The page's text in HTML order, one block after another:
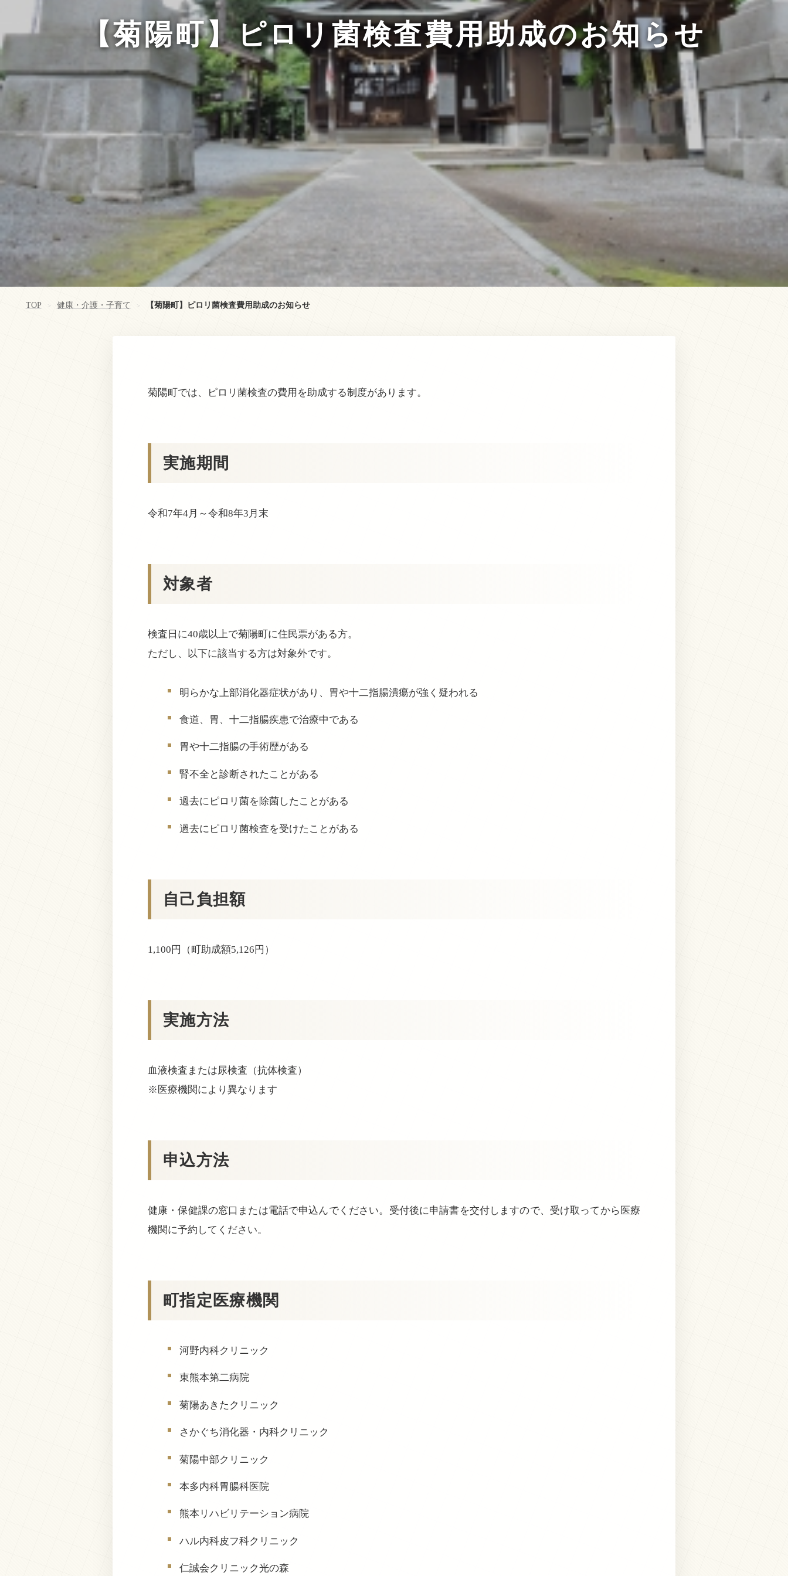
【菊陽町】ピロリ菌検査費用助成のお知らせ
TOP > 健康・介護・子育て > 【菊陽町】ピロリ菌検査費用助成のお知らせ
菊陽町では、ピロリ菌検査の費用を助成する制度があります。
実施期間
令和7年4月～令和8年3月末
対象者
検査日に40歳以上で菊陽町に住民票がある方。
ただし、以下に該当する方は対象外です。
明らかな上部消化器症状があり、胃や十二指腸潰瘍が強く疑われる
食道、胃、十二指腸疾患で治療中である
胃や十二指腸の手術歴がある
腎不全と診断されたことがある
過去にピロリ菌を除菌したことがある
過去にピロリ菌検査を受けたことがある
自己負担額
1,100円（町助成額5,126円）
実施方法
血液検査または尿検査（抗体検査）
※医療機関により異なります
申込方法
健康・保健課の窓口または電話で申込んでください。受付後に申請書を交付しますので、受け取ってから医療
機関に予約してください。
町指定医療機関
河野内科クリニック
東熊本第二病院
菊陽あきたクリニック
さかぐち消化器・内科クリニック
菊陽中部クリニック
本多内科胃腸科医院
熊本リハビリテーション病院
ハル内科皮フ科クリニック
仁誠会クリニック光の森